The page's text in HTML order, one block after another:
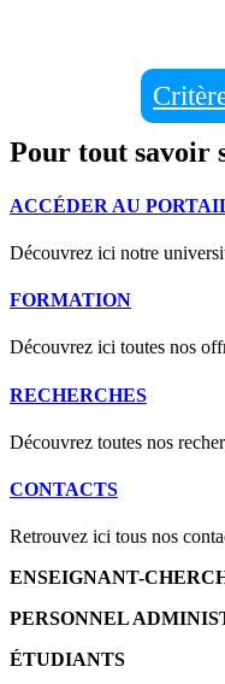
Pour tout savoir
ACCÉDER AU
Découvrez ici notre
FORMATION
Découvrez ici toutes nos
RECHERCHES
Découvrez toutes nos
CONTACTS
Retrouvez ici tous nos
ENSEIGNANT-
PERSONNEL
ÉTUDIANTS